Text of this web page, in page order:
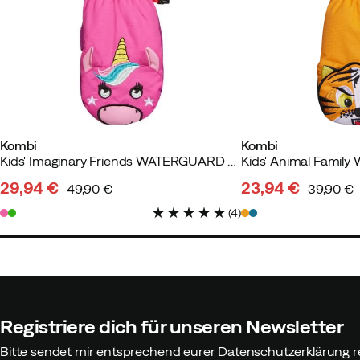
Kombi
Kids' Imaginary Friends WATERGUARD Mittens Elsa The Unicorn
discounted
price
29,94 €
original
price
49,90 €
(4)
Kombi
discounted
price
23,94 €
original
price
39,90 €
Registriere dich für unseren Newsletter
Bitte sendet mir entsprechend eurer Datenschutzerklärung